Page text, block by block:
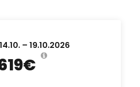
– 19.10.2026
Bar und das Restaurant, in
(Buffetfrühstück und am
und Abendmenü)